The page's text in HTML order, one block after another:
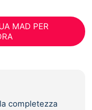
MAD PER
completezza